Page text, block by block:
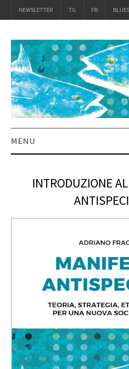
NEWSLETTER TG FB
MENU
IL LIBRO
ACQUISTALO
BLOG
CONTATTI
INTRODUZIONE